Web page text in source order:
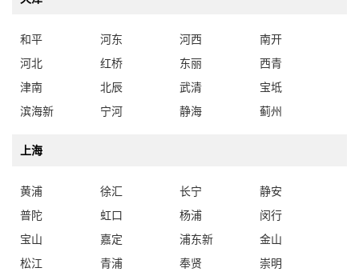
和平 河东 河西
南开
河北
红桥 东丽
西青
津南
北辰 武清
宝坻
滨海新
宁河 静海 蓟州
上海
黄浦 徐汇 长宁
静安
普陀
虹口 杨浦
闵行
宝山
嘉定 浦东新
金山
松江
青浦 奉贤 崇明